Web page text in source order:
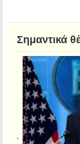
Σημαντικά